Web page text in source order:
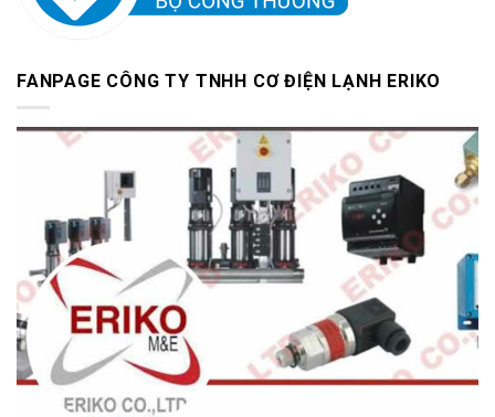
FANPAGE CÔNG TY TNHH CƠ ĐIỆN LẠNH ERIKO